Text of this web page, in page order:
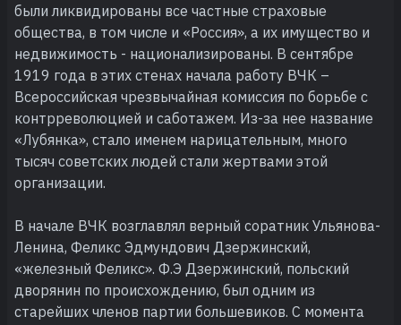
были ликвидированы все частные страховые
общества, в том числе и «Россия», а их имущество и
недвижимость - национализированы. В сентябре
1919 года в этих стенах начала работу ВЧК –
Всероссийская чрезвычайная комиссия по борьбе с
контрреволюцией и саботажем. Из-за нее название
«Лубянка», стало именем нарицательным, много
тысяч советских людей стали жертвами этой
организации.
В начале ВЧК возглавлял верный соратник Ульянова-
Ленина, Феликс Эдмундович Дзержинский,
«железный Феликс». Ф.Э Дзержинский, польский
дворянин по происхождению, был одним из
старейших членов партии большевиков. С момента